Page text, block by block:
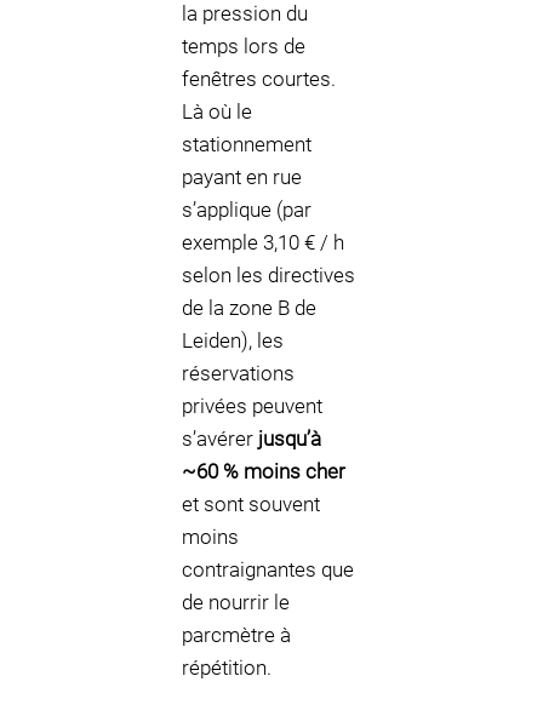
la pression du
temps lors de
fenêtres courtes.
Là où le
stationnement
payant en rue
s’applique (par
exemple 3,10 € / h
selon les directives
de la zone B de
Leiden), les
réservations
privées peuvent
s’avérer jusqu’à
~60 % moins cher
et sont souvent
moins
contraignantes que
de nourrir le
parcmètre à
répétition.